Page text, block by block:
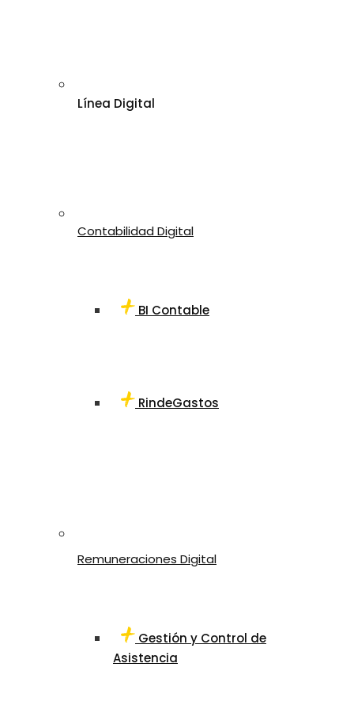
Línea Digital
Contabilidad Digital
BI Contable
RindeGastos
Remuneraciones Digital
Gestión y Control de
Asistencia